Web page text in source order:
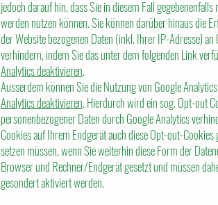
jedoch darauf hin, dass Sie in diesem Fall
werden nutzen können. Sie können darüber hinaus die
der Website bezogenen Daten (inkl. Ihrer IP-Adresse)
verhindern, indem Sie das unter dem folgenden Link
Analytics deaktivieren.
Ausserdem können Sie die Nutzung von Google
Analytics deaktivieren. Hierdurch wird ein sog. Opt-out
personenbezogener Daten durch Google Analytics
Cookies auf Ihrem Endgerät auch diese Opt-out-
setzen müssen, wenn Sie weiterhin diese Form der
Browser und Rechner/Endgerät gesetzt und müssen
gesondert aktiviert werden.